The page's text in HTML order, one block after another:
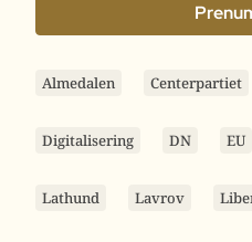
Almedalen Centerpartiet
Digitalisering DN EU
Lathund Lavrov